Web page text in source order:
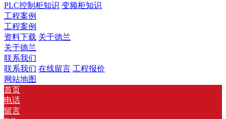
PLC控制柜知识 变频柜知识
工程案例
工程案例
资料下载 关于德兰
关于德兰
联系我们
联系我们 在线留言 工程报价
网站地图
首页
电话
留言